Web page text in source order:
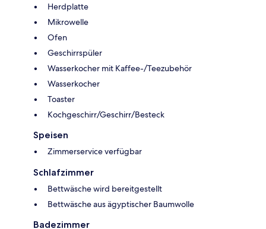
Herdplatte
Mikrowelle
Ofen
Geschirrspüler
Wasserkocher mit Kaffee-/Teezubehör
Wasserkocher
Toaster
Kochgeschirr/Geschirr/Besteck
Speisen
Zimmerservice verfügbar
Schlafzimmer
Bettwäsche wird bereitgestellt
Bettwäsche aus ägyptischer Baumwolle
Badezimmer